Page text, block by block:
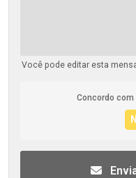
Você pode editar esta
Concordo com